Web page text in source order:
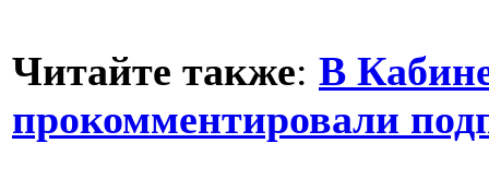
Читайте также: В
прокомментировали